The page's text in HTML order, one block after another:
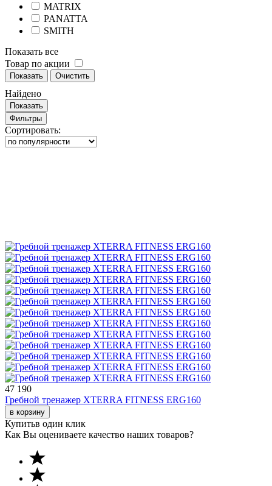
MATRIX
PANATTA
SMITH
Показать все
Товар по акции
Показать Очистить
Найдено
Показать
Фильтры
Сортировать:
47 190
Гребной тренажер XTERRA FITNESS ERG160
в корзину
Купитьв один клик
Как Вы оцениваете качество наших товаров?